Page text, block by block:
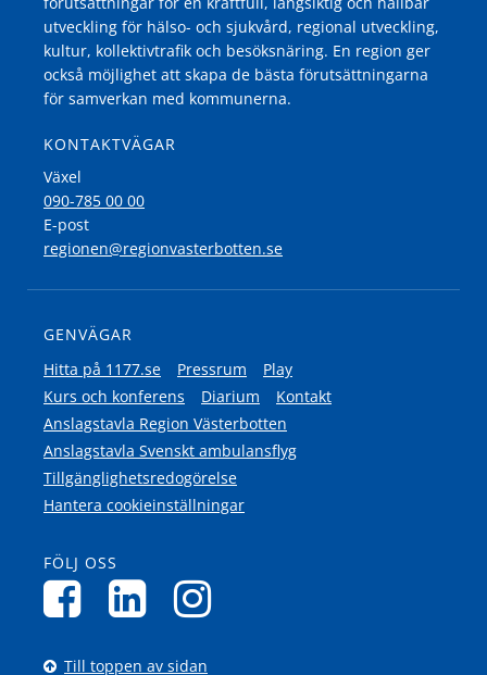
utveckling för hälso- och sjukvård, regional utveckling,
kultur, kollektivtrafik och besöksnäring. En region ger
också möjlighet att skapa de bästa förutsättningarna
för samverkan med kommunerna.
KONTAKTVÄGAR
Växel
090-785 00 00
E-post
regionen@regionvasterbotten.se
GENVÄGAR
Hitta på 1177.se
Pressrum
Play
Kurs och konferens
Diarium
Kontakt
Anslagstavla Region Västerbotten
Anslagstavla Svenskt ambulansflyg
Tillgänglighetsredogörelse
Hantera cookieinställningar
FÖLJ OSS
Till toppen av sidan